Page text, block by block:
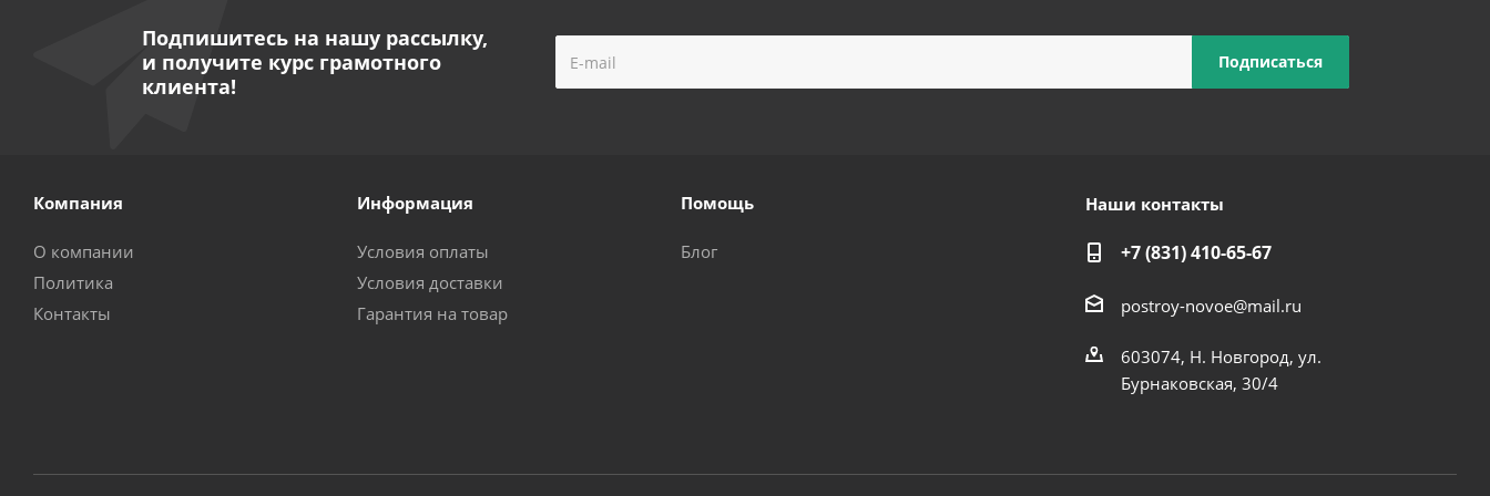
Подпишитесь на нашу рассылку,
и получите курс грамотного
клиента!
Компания
О компании
Политика
Контакты
Информация
Условия оплаты
Условия доставки
Гарантия на товар
Помощь
Блог
Наши контакты
+7 (831) 410-65-67
postroy-novoe@mail.ru
603074, Н. Новгород, ул.
Бурнаковская, 30/4